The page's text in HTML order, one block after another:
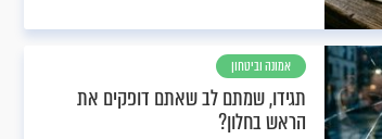
אמונה וביטחון
תגידו, שמתם לב שאתם דופקים את
הראש בחלון?